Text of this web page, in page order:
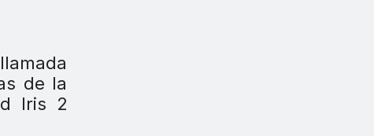
de la
Iris 2